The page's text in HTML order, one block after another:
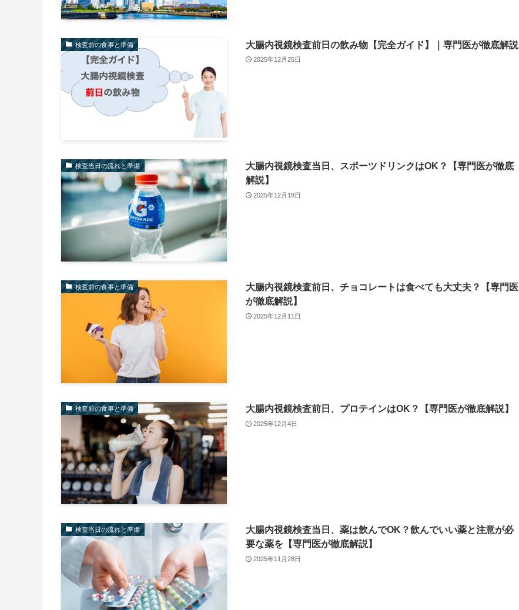
検査前の食事と準備 大腸内視鏡検査前日の飲み物【完全ガイド】｜専門医が徹底解説
2025年12月25日
検査当日の流れと準備
大腸内視鏡検査当日、スポーツドリンクはOK？【専門医が徹底
解説】
2025年12月18日
検査前の食事と準備
大腸内視鏡検査前日、チョコレートは食べても大丈夫？【専門医
が徹底解説】
2025年12月11日
検査前の食事と準備 大腸内視鏡検査前日、プロテインはOK？【専門医が徹底解説】
2025年12月4日
検査当日の流れと準備
大腸内視鏡検査当日、薬は飲んでOK？飲んでいい薬と注意が必
要な薬を【専門医が徹底解説】
2025年11月28日